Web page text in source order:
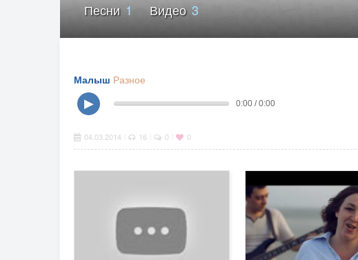
Песни1 Видео 3
Малыш Разное
▶
0:00 / 0:00
04.03.2014 16 0 0